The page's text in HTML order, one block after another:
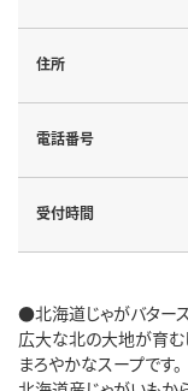
住所
電話番号
受付時間
●北海道じゃがバター
広大な北の大地が育む
まろやかなスープです。